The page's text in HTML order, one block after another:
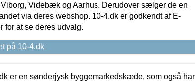
Viborg, Videbæk og Aarhus. Derudover sælger de en
via deres webshop. 10-4.dk er godkendt af E-
for at se deres udvalg.
på 10-4.dk
er en sønderjysk byggemarkedskæde, som også har